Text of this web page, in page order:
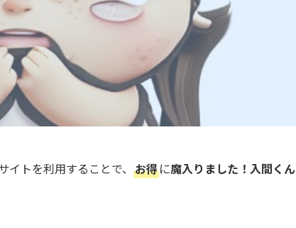
イトを利用することで、 お得に魔入りました！入間くん